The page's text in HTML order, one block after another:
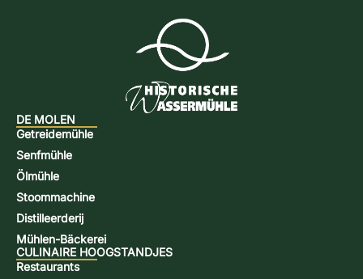
DE MOLEN
Getreidemühle
Senfmühle
Ölmühle
Stoommachine
Distilleerderij
Mühlen-Bäckerei
CULINAIRE HOOGSTANDJES
Restaurants